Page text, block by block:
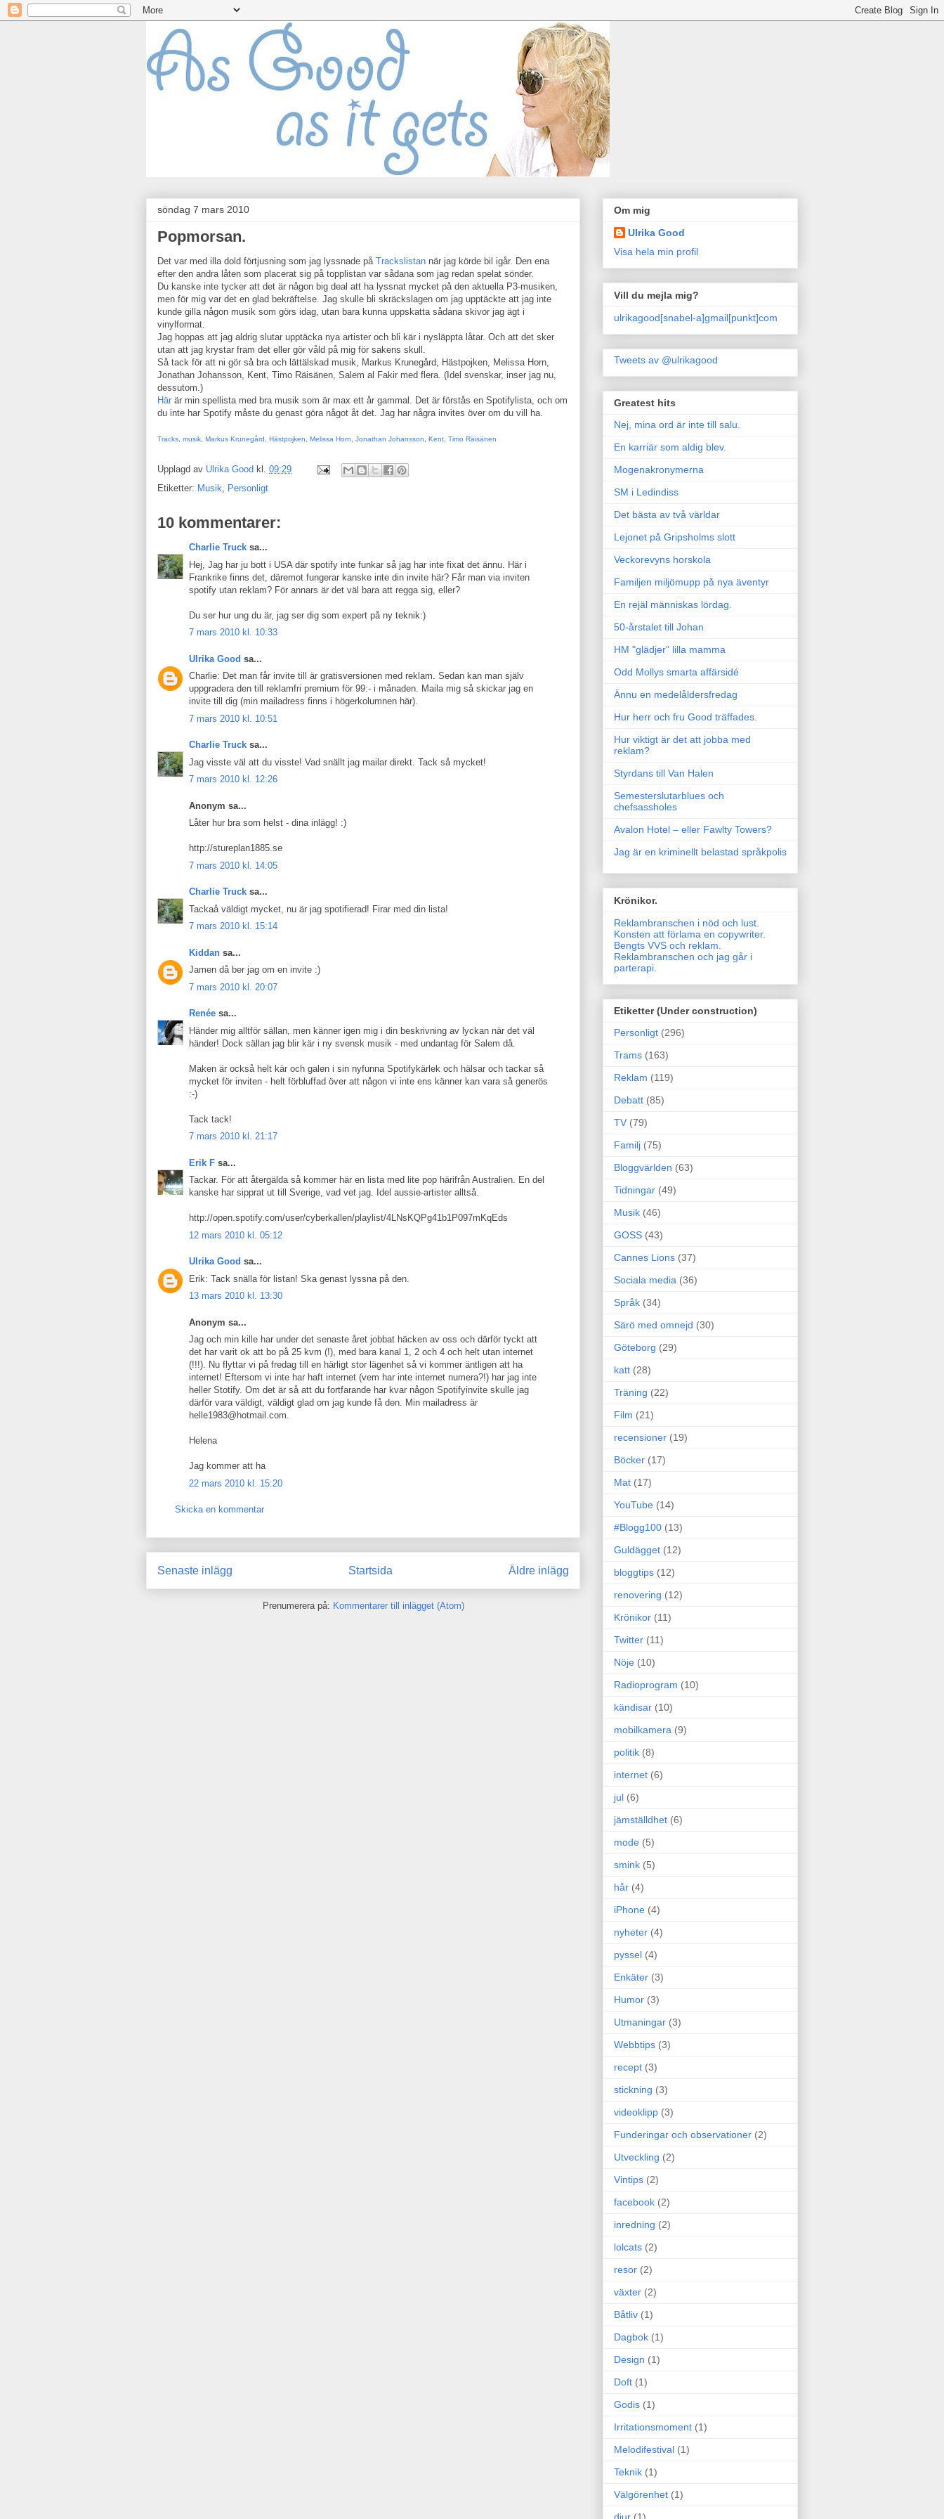
söndag 7 mars 2010
Popmorsan.
Det var med illa dold förtjusning som jag lyssnade på Trackslistan när jag körde bil igår. Den ena
efter den andra låten som placerat sig på topplistan var sådana som jag redan spelat sönder.
Du kanske inte tycker att det är någon big deal att ha lyssnat mycket på den aktuella P3-musiken,
men för mig var det en glad bekräftelse. Jag skulle bli skräckslagen om jag upptäckte att jag inte
kunde gilla någon musik som görs idag, utan bara kunna uppskatta sådana skivor jag ägt i
vinylformat.
Jag hoppas att jag aldrig slutar upptäcka nya artister och bli kär i nysläppta låtar. Och att det sker
utan att jag krystar fram det eller gör våld på mig för sakens skull.
Så tack för att ni gör så bra och lättälskad musik, Markus Krunegård, Hästpojken, Melissa Horn,
Jonathan Johansson, Kent, Timo Räisänen, Salem al Fakir med flera. (Idel svenskar, inser jag nu,
dessutom.)
Här är min spellista med bra musik som är max ett år gammal. Det är förstås en Spotifylista, och om
du inte har Spotify måste du genast göra något åt det. Jag har några invites över om du vill ha.
Tracks musik Markus Krunegård Hästpojken Melissa Horn Jonathan Johansson Kent Timo Räisänen
Upplagd av Ulrika Good kl. 09:29
Etiketter: Musik, Personligt
10 kommentarer:
Charlie Truck sa...
Hej, Jag har ju bott i USA där spotify inte funkar så jag har inte fixat det ännu. Här i
Frankrike finns det, däremot fungerar kanske inte din invite här? Får man via inviten
spotify utan reklam? För annars är det väl bara att regga sig, eller?
Du ser hur ung du är, jag ser dig som expert på ny teknik:)
7 mars 2010 kl. 10:33
Ulrika Good sa...
Charlie: Det man får invite till är gratisversionen med reklam. Sedan kan man själv
uppgradera den till reklamfri premium för 99:- i månaden. Maila mig så skickar jag en
invite till dig (min mailadress finns i högerkolumnen här).
7 mars 2010 kl. 10:51
Charlie Truck sa...
Jag visste väl att du visste! Vad snällt jag mailar direkt. Tack så mycket!
7 mars 2010 kl. 12:26
Anonym sa...
Låter hur bra som helst - dina inlägg! :)
http://stureplan1885.se
7 mars 2010 kl. 14:05
Charlie Truck sa...
Tackaå väldigt mycket, nu är jag spotifierad! Firar med din lista!
7 mars 2010 kl. 15:14
Kiddan sa...
Jamen då ber jag om en invite :)
7 mars 2010 kl. 20:07
Renée sa...
Händer mig alltför sällan, men känner igen mig i din beskrivning av lyckan när det väl
händer! Dock sällan jag blir kär i ny svensk musik - med undantag för Salem då.
Maken är också helt kär och galen i sin nyfunna Spotifykärlek och hälsar och tackar så
mycket för inviten - helt förbluffad över att någon vi inte ens känner kan vara så generös
:-)
Tack tack!
7 mars 2010 kl. 21:17
Erik F sa...
Tackar. För att återgälda så kommer här en lista med lite pop härifrån Australien. En del
kanske har sipprat ut till Sverige, vad vet jag. Idel aussie-artister alltså.
http://open.spotify.com/user/cyberkallen/playlist/4LNsKQPg41b1P097mKqEds
12 mars 2010 kl. 05:12
Ulrika Good sa...
Erik: Tack snälla för listan! Ska genast lyssna på den.
13 mars 2010 kl. 13:30
Anonym sa...
Jag och min kille har under det senaste året jobbat häcken av oss och därför tyckt att
det har varit ok att bo på 25 kvm (!), med bara kanal 1, 2 och 4 och helt utan internet
(!!!). Nu flyttar vi på fredag till en härligt stor lägenhet så vi kommer äntligen att ha
internet! Eftersom vi inte har haft internet (vem har inte internet numera?!) har jag inte
heller Stotify. Om det är så att du fortfarande har kvar någon Spotifyinvite skulle jag
därför vara väldigt, väldigt glad om jag kunde få den. Min mailadress är
helle1983@hotmail.com.
Helena
Jag kommer att ha
22 mars 2010 kl. 15:20
Skicka en kommentar
Senaste inlägg Äldre inlägg
Startsida
Prenumerera på: Kommentarer till inlägget (Atom)
Om mig
Ulrika Good
Visa hela min profil
Vill du mejla mig?
ulrikagood[snabel-a]gmail[punkt]com
Tweets av @ulrikagood
Greatest hits
Nej, mina ord är inte till salu.
En karriär som aldig blev.
Mogenakronymerna
SM i Ledindiss
Det bästa av två världar
Lejonet på Gripsholms slott
Veckorevyns horskola
Familjen miljömupp på nya äventyr
En rejäl människas lördag.
50-årstalet till Johan
HM "glädjer" lilla mamma
Odd Mollys smarta affärsidé
Ännu en medelåldersfredag
Hur herr och fru Good träffades.
Hur viktigt är det att jobba med
reklam?
Styrdans till Van Halen
Semesterslutarblues och
chefsassholes
Avalon Hotel – eller Fawlty Towers?
Jag är en kriminellt belastad språkpolis
Krönikor.
Reklambranschen i nöd och lust.
Konsten att förlama en copywriter.
Bengts VVS och reklam.
Reklambranschen och jag går i
parterapi.
Etiketter (Under construction)
Personligt (296)
Trams (163)
Reklam (119)
Debatt (85)
TV (79)
Familj (75)
Bloggvärlden (63)
Tidningar (49)
Musik (46)
GOSS (43)
Cannes Lions (37)
Sociala media (36)
Språk (34)
Särö med omnejd (30)
Göteborg (29)
katt (28)
Träning (22)
Film (21)
recensioner (19)
Böcker (17)
Mat (17)
YouTube (14)
#Blogg100 (13)
Guldägget (12)
bloggtips (12)
renovering (12)
Krönikor (11)
Twitter (11)
Nöje (10)
Radioprogram (10)
kändisar (10)
mobilkamera (9)
politik (8)
internet (6)
jul (6)
jämställdhet (6)
mode (5)
smink (5)
hår (4)
iPhone (4)
nyheter (4)
pyssel (4)
Enkäter (3)
Humor (3)
Utmaningar (3)
Webbtips (3)
recept (3)
stickning (3)
videoklipp (3)
Funderingar och observationer (2)
Utveckling (2)
Vintips (2)
facebook (2)
inredning (2)
lolcats (2)
resor (2)
växter (2)
Båtliv (1)
Dagbok (1)
Design (1)
Doft (1)
Godis (1)
Irritationsmoment (1)
Melodifestival (1)
Teknik (1)
Välgörenhet (1)